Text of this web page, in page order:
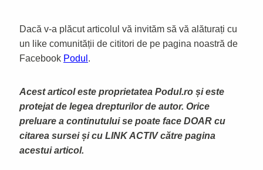
Dacă v-a plăcut articolul vă invităm să vă alăturați cu
un like comunității de cititori de pe pagina noastră de
Facebook Podul .
Acest articol este proprietatea Podul.ro și este
protejat de legea drepturilor de autor. Orice
preluare a continutului se poate face DOAR cu
citarea sursei și cu LINK ACTIV către pagina
acestui articol.